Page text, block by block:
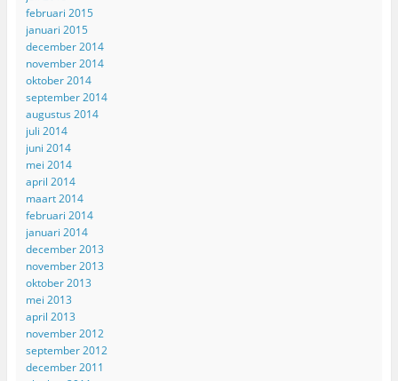
februari 2015
januari 2015
december 2014
november 2014
oktober 2014
september 2014
augustus 2014
juli 2014
juni 2014
mei 2014
april 2014
maart 2014
februari 2014
januari 2014
december 2013
november 2013
oktober 2013
mei 2013
april 2013
november 2012
september 2012
december 2011